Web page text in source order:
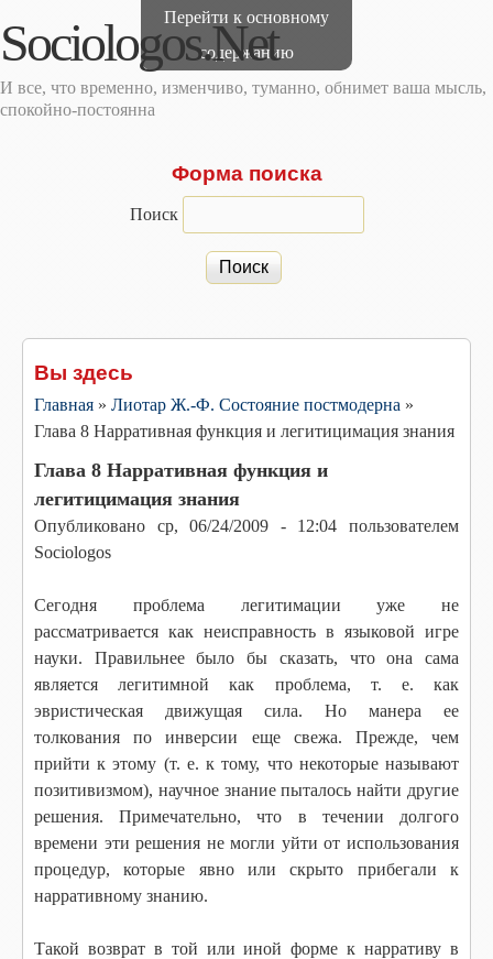
Перейти к основному
содержанию
Sociologos.Net
И все, что временно, изменчиво, туманно, обнимет ваша мысль,
спокойно-постоянна
Форма поиска
Поиск
Вы здесь
Главная » Лиотар Ж.-Ф. Состояние постмодерна »
Глава 8 Нарративная функция и легитицимация знания
Глава 8 Нарративная функция и
легитицимация знания
Опубликовано ср, 06/24/2009 - 12:04 пользователем
Sociologos
Сегодня проблема легитимации уже не
рассматривается как неисправность в языковой игре
науки. Правильнее было бы сказать, что она сама
является легитимной как проблема, т. е. как
эвристическая движущая сила. Но манера ее
толкования по инверсии еще свежа. Прежде, чем
прийти к этому (т. е. к тому, что некоторые называют
позитивизмом), научное знание пыталось найти другие
решения. Примечательно, что в течении долгого
времени эти решения не могли уйти от использования
процедур, которые явно или скрыто прибегали к
нарративному знанию.
Такой возврат в той или иной форме к нарративу в